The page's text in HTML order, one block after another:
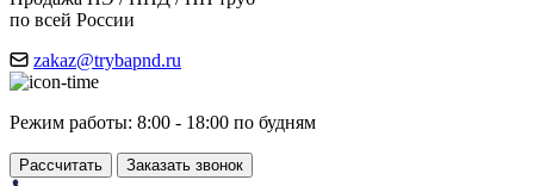
по всей России
zakaz@trybapnd.ru
Режим работы: 8:00 - 18:00 по будням
Рассчитать Заказать звонок